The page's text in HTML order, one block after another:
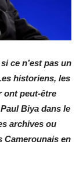
ce n’est pas un
historiens, les
ont peut-être
Biya dans le
archives ou
Camerounais en